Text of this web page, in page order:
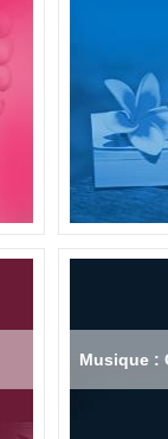
Musique :